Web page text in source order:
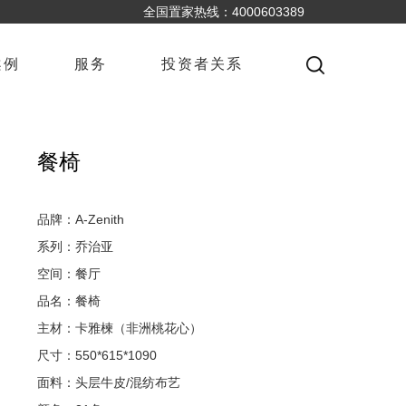
全国置家热线：4000603389
服务 投资者关系
餐椅
品牌：A-Zenith
系列：乔治亚
空间：餐厅
品名：餐椅
主材：卡雅楝（非洲桃花心）
尺寸：550*615*1090
面料：头层牛皮/混纺布艺